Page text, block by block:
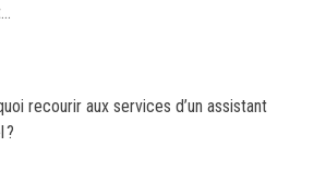
recourir aux services d’un assistant
?